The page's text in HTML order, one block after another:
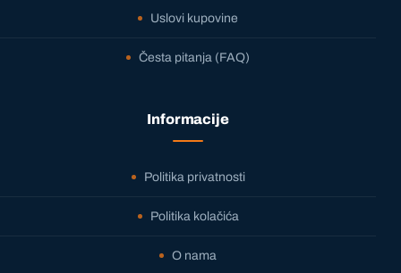
Uslovi kupovine
Česta pitanja (FAQ)
Informacije
Politika privatnosti
Politika kolačića
O nama